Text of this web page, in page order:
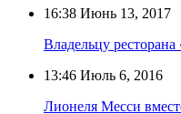
16:38 Июнь 13, 2017
Владельцу
13:46 Июль 6, 2016
Лионеля Месси